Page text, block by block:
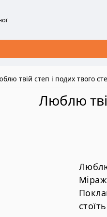
твій степ і подих твого
Люблю